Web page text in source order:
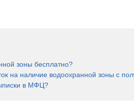
зоны бесплатно?
на наличие водоохранной зоны с
в МФЦ?